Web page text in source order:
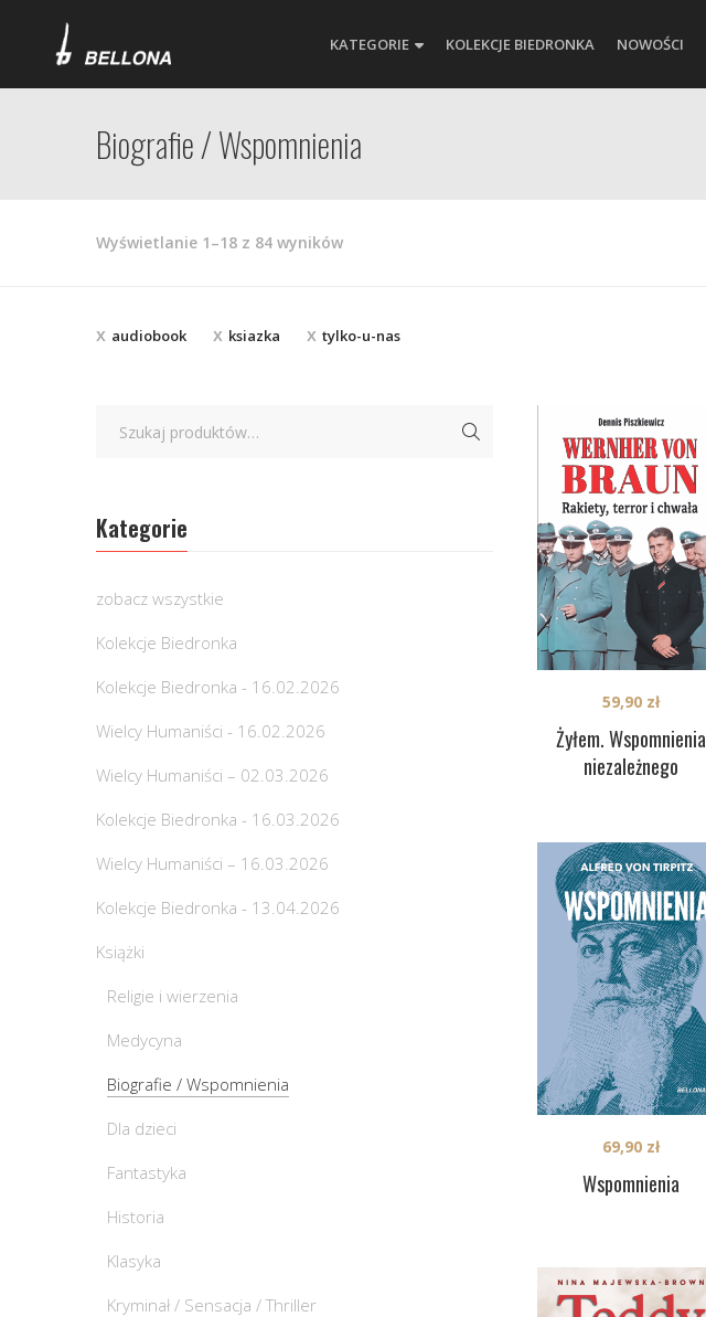
KATEGORIE KOLEKCJE BIEDRONKA NOWOŚCI
Biografie / Wspomnienia
Wyświetlanie 1–18 z 84 wynikówPosortowane
audiobook ksiazka tylko-u-nas
Żyłem. Wspomnienia
niezależnego
59,90 zł
Wspomnienia
69,90 zł
Kategorie
zobacz wszystkie
Kolekcje Biedronka
Kolekcje Biedronka - 16.02.2026
Wielcy Humaniści - 16.02.2026
Wielcy Humaniści – 02.03.2026
Kolekcje Biedronka - 16.03.2026
Wielcy Humaniści – 16.03.2026
Kolekcje Biedronka - 13.04.2026
Książki
Religie i wierzenia
Medycyna
Biografie / Wspomnienia
Dla dzieci
Fantastyka
Historia
Klasyka
Kryminał / Sensacja / Thriller